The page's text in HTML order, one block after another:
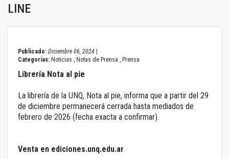
LINE
Publicado: Diciembre 06, 2024
Categorías: Noticias , Notas de Prensa , Prensa
Librería Nota al pie
La librería de la UNQ, Nota al pie, informa que a partir del 29
de diciembre permanecerá cerrada hasta mediados de
febrero de 2026 (fecha exacta a confirmar).
Venta en ediciones.unq.edu.ar